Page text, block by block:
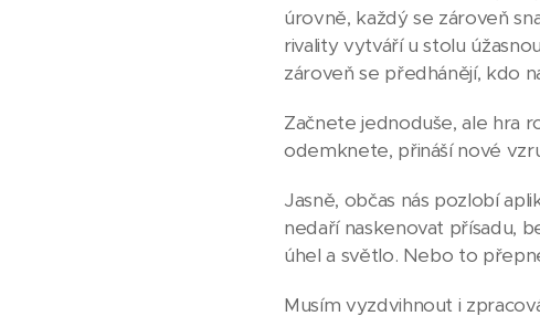
úrovně, každý se zároveň
rivality vytváří u stolu
zároveň se předhánějí, kdo
Začnete jednoduše, ale hra
odemknete, přináší nové
Jasně, občas nás pozlobí
nedaří naskenovat přísadu,
úhel a světlo. Nebo to
Musím vyzdvihnout i